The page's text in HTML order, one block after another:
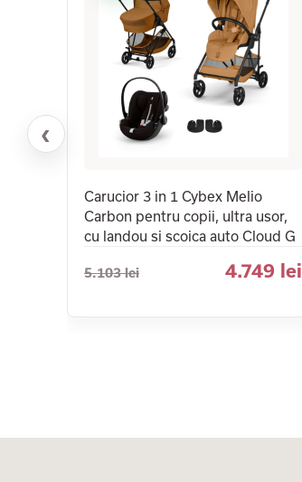
‹
Carucior 3 in 1 Cybex Melio
Carbon pentru copii, ultra usor,
cu landou si scoica auto Cloud G
5.103 lei 4.749 lei